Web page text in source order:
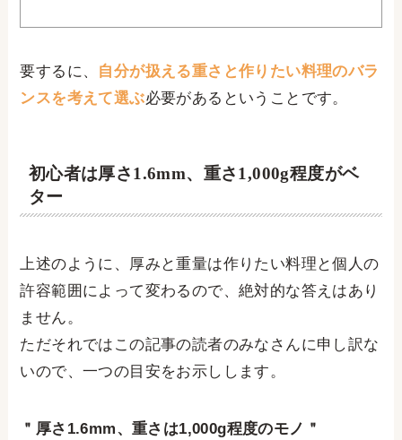
要するに、 自分が扱える重さと作りたい料理のバラ
ンスを考えて選ぶ必要があるということです。
初心者は厚さ1.6mm、重さ1,000g程度がベ
ター
上述のように、厚みと重量は作りたい料理と個人の
許容範囲によって変わるので、絶対的な答えはあり
ません。
ただそれではこの記事の読者のみなさんに申し訳な
いので、一つの目安をお示しします。
＂厚さ1.6mm、重さは1,000g程度のモノ＂